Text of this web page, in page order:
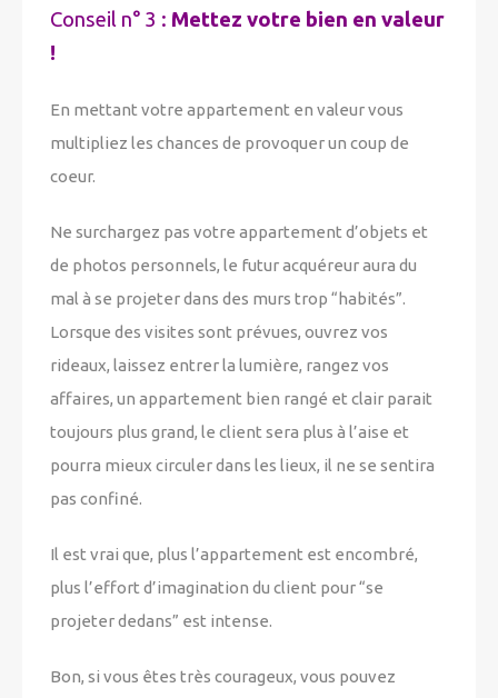
Conseil n° 3 : Mettez votre bien en valeur
!
En mettant votre appartement en valeur vous
multipliez les chances de provoquer un coup de
coeur.
Ne surchargez pas votre appartement d’objets et
de photos personnels, le futur acquéreur aura du
mal à se projeter dans des murs trop “habités”.
Lorsque des visites sont prévues, ouvrez vos
rideaux, laissez entrer la lumière, rangez vos
affaires, un appartement bien rangé et clair parait
toujours plus grand, le client sera plus à l’aise et
pourra mieux circuler dans les lieux, il ne se sentira
pas confiné.
Il est vrai que, plus l’appartement est encombré,
plus l’effort d’imagination du client pour “se
projeter dedans” est intense.
Bon, si vous êtes très courageux, vous pouvez